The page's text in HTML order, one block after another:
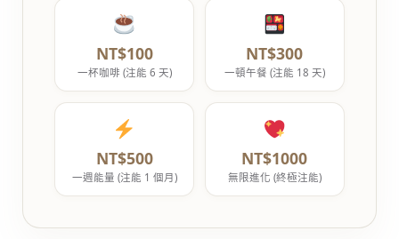
NT$100
一杯咖啡 (注能 6 天)
NT$300
一頓午餐 (注能 18 天)
NT$500
一週能量 (注能 1 個月)
NT$1000
無限進化 (終極注能)